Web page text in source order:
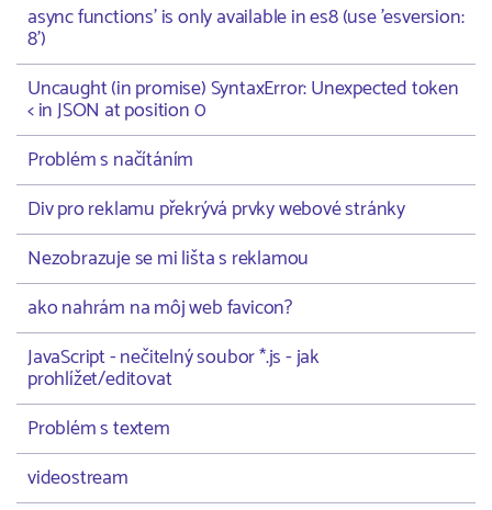
async functions' is only available in es8 (use 'esversion:
8')
Uncaught (in promise) SyntaxError: Unexpected token
< in JSON at position 0
Problém s načítáním
Div pro reklamu překrývá prvky webové stránky
Nezobrazuje se mi lišta s reklamou
ako nahrám na môj web favicon?
JavaScript - nečitelný soubor *.js - jak
prohlížet/editovat
Problém s textem
videostream